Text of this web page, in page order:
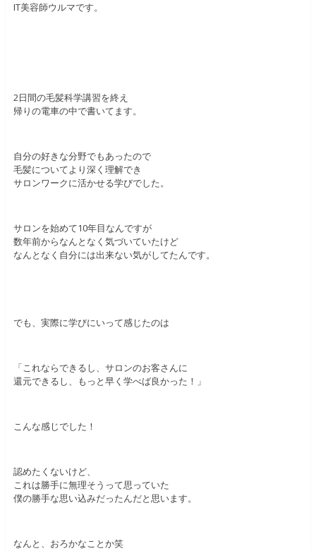
IT美容師ウルマです。
2日間の毛髪科学講習を終え
帰りの電車の中で書いてます。
自分の好きな分野でもあったので
毛髪についてより深く理解でき
サロンワークに活かせる学びでした。
サロンを始めて10年目なんですが
数年前からなんとなく気づいていたけど
なんとなく自分には出来ない気がしてたんです。
でも、実際に学びにいって感じたのは
「これならできるし、サロンのお客さんに
還元できるし、もっと早く学べば良かった！」
こんな感じでした！
認めたくないけど、
これは勝手に無理そうって思っていた
僕の勝手な思い込みだったんだと思います。
なんと、おろかなことか笑